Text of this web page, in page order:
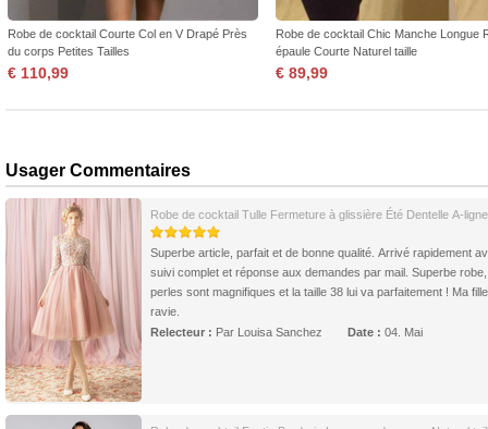
Robe de cocktail Courte Col en V Drapé Près
du corps Petites Tailles
€ 110,99
Robe de cocktail Chic Manche Longue
épaule Courte Naturel taille
€ 89,99
Usager Commentaires
Robe de cocktail Tulle Fermeture à glissière Été Dentelle A-ligne
Superbe article, parfait et de bonne qualité. Arrivé rapidement
suivi complet et réponse aux demandes par mail. Superbe
perles sont magnifiques et la taille 38 lui va parfaitement ! Ma
ravie.
Relecteur : Par Louisa Sanchez Date : 04. Mai